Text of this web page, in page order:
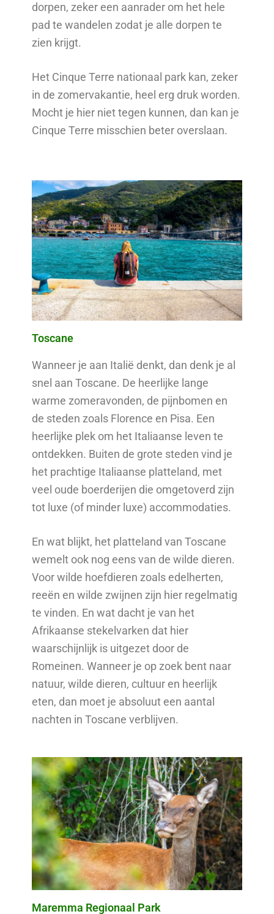
dorpen, zeker een aanrader om het hele
pad te wandelen zodat je alle dorpen te
zien krijgt.
Het Cinque Terre nationaal park kan, zeker
in de zomervakantie, heel erg druk worden.
Mocht je hier niet tegen kunnen, dan kan je
Cinque Terre misschien beter overslaan.
Toscane
Wanneer je aan Italië denkt, dan denk je al
snel aan Toscane. De heerlijke lange
warme zomeravonden, de pijnbomen en
de steden zoals Florence en Pisa. Een
heerlijke plek om het Italiaanse leven te
ontdekken. Buiten de grote steden vind je
het prachtige Italiaanse platteland, met
veel oude boerderijen die omgetoverd zijn
tot luxe (of minder luxe) accommodaties.
En wat blijkt, het platteland van Toscane
wemelt ook nog eens van de wilde dieren.
Voor wilde hoefdieren zoals edelherten,
reeën en wilde zwijnen zijn hier regelmatig
te vinden. En wat dacht je van het
Afrikaanse stekelvarken dat hier
waarschijnlijk is uitgezet door de
Romeinen. Wanneer je op zoek bent naar
natuur, wilde dieren, cultuur en heerlijk
eten, dan moet je absoluut een aantal
nachten in Toscane verblijven.
Maremma Regionaal Park